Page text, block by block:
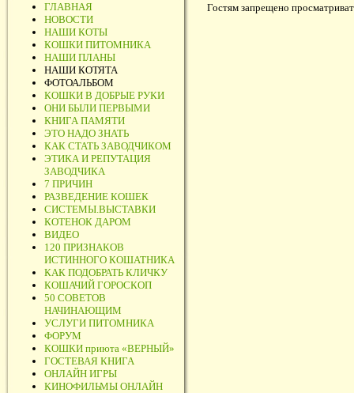
ГЛАВНАЯ
НОВОСТИ
НАШИ КОТЫ
КОШКИ ПИТОМНИКА
НАШИ ПЛАНЫ
НАШИ КОТЯТА
ФОТОАЛЬБОМ
КОШКИ В ДОБРЫЕ РУКИ
ОНИ БЫЛИ ПЕРВЫМИ
КНИГА ПАМЯТИ
ЭТО НАДО ЗНАТЬ
КАК СТАТЬ ЗАВОДЧИКОМ
ЭТИКА И РЕПУТАЦИЯ
ЗАВОДЧИКА
7 ПРИЧИН
РАЗВЕДЕНИЕ КОШЕК
СИСТЕМЫ.ВЫСТАВКИ
КОТЕНОК ДАРОМ
ВИДЕО
120 ПРИЗНАКОВ
ИСТИННОГО КОШАТНИКА
КАК ПОДОБРАТЬ КЛИЧКУ
КОШАЧИЙ ГОРОСКОП
50 СОВЕТОВ
НАЧИНАЮЩИМ
УСЛУГИ ПИТОМНИКА
ФОРУМ
КОШКИ приюта «ВЕРНЫЙ»
ГОСТЕВАЯ КНИГА
ОНЛАЙН ИГРЫ
КИНОФИЛЬМЫ ОНЛАЙН
Гостям запрещено